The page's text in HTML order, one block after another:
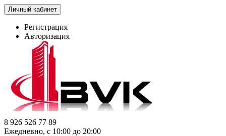
Личный кабинет
Регистрация
Авторизация
8 926 526 77 89
Ежедневно, с 10:00 до 20:00